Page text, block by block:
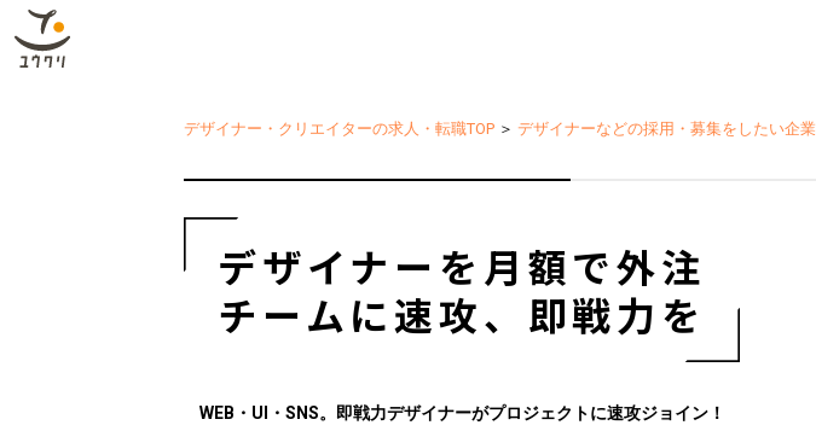
デザイナー・クリエイターの求人・転職TOP ＞ デザイナーなどの採用・募集をしたい企業
デザイナーを月額で外注
チームに速攻、即戦力を
WEB・UI・SNS。即戦力デザイナーがプロジェクトに速攻ジョイン！